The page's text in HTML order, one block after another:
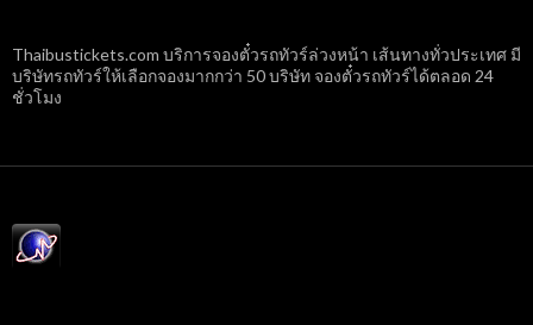
Thaibustickets.com บริการจองตั๋วรถทัวร์ล่วงหน้า เส้นทางทั่วประเทศ มี
บริษัทรถทัวร์ให้เลือกจองมากกว่า 50 บริษัท จองตั๋วรถทัวร์ได้ตลอด 24
ชั่วโมง